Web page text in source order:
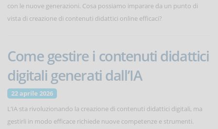
con le nuove generazioni. Cosa possiamo imparare da un punto di
vista di creazione di contenuti didattici online efficaci?
Come gestire i contenuti didattici
digitali generati dall’IA
22 aprile 2026
L’IA sta rivoluzionando la creazione di contenuti didattici digitali, ma
gestirli in modo efficace richiede nuove competenze e strumenti.